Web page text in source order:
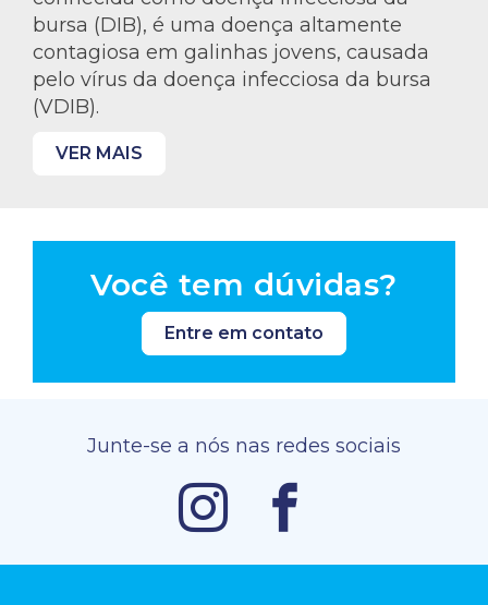
bursa (DIB), é uma doença altamente
contagiosa em galinhas jovens, causada
pelo vírus da doença infecciosa da bursa
(VDIB).
VER MAIS
Você tem dúvidas?
Entre em contato
Junte-se a nós nas redes sociais